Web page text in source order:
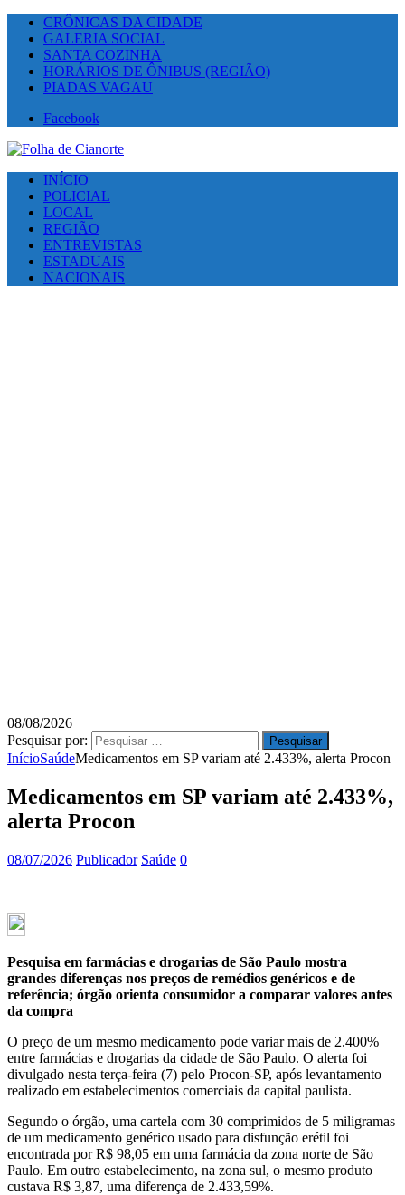
CRÔNICAS DA CIDADE
GALERIA SOCIAL
SANTA COZINHA
HORÁRIOS DE ÔNIBUS (REGIÃO)
PIADAS VAGAU
Facebook
INÍCIO
POLICIAL
LOCAL
REGIÃO
ENTREVISTAS
ESTADUAIS
NACIONAIS
08/08/2026
Pesquisar por:
InícioSaúdeMedicamentos em SP variam até 2.433%, alerta Procon
Medicamentos em SP variam até 2.433%,
alerta Procon
08/07/2026 Publicador Saúde 0
Pesquisa em farmácias e drogarias de São Paulo mostra
grandes diferenças nos preços de remédios genéricos e de
referência; órgão orienta consumidor a comparar valores antes
da compra
O preço de um mesmo medicamento pode variar mais de 2.400%
entre farmácias e drogarias da cidade de São Paulo. O alerta foi
divulgado nesta terça-feira (7) pelo Procon-SP, após levantamento
realizado em estabelecimentos comerciais da capital paulista.
Segundo o órgão, uma cartela com 30 comprimidos de 5 miligramas
de um medicamento genérico usado para disfunção erétil foi
encontrada por R$ 98,05 em uma farmácia da zona norte de São
Paulo. Em outro estabelecimento, na zona sul, o mesmo produto
custava R$ 3,87, uma diferença de 2.433,59%.